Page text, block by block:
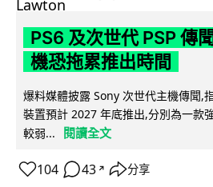
PS6 及次世代 PSP 傳
機恐拖累推出時間
爆料媒體披露 Sony 次世代主機傳聞,
裝置預計 2027 年底推出,分別為一款
較弱...
閱讀全文
104 43 ↗ 分享